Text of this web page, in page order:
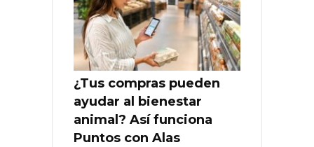
¿Tus compras pueden
ayudar al bienestar
animal? Así funciona
Puntos con Alas